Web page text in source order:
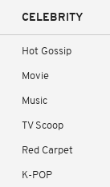
CELEBRITY
Hot Gossip
Movie
Music
TV Scoop
Red Carpet
K-POP